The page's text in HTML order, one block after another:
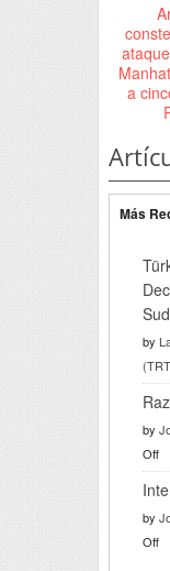
a
Más
by
by
Offon
by
Offon